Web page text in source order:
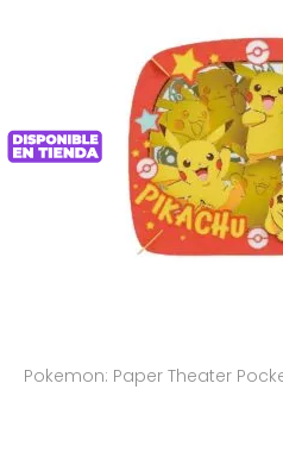
Pokemon: Paper Theater